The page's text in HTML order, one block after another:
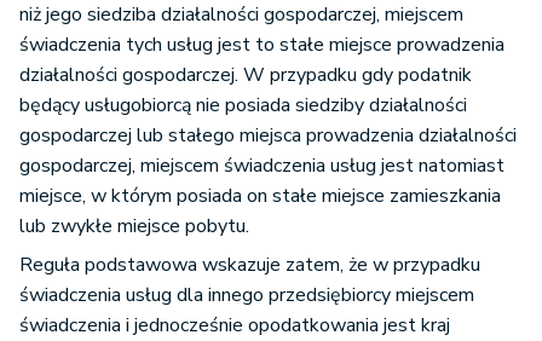
niż jego siedziba działalności gospodarczej, miejscem
świadczenia tych usług jest to stałe miejsce prowadzenia
działalności gospodarczej. W przypadku gdy podatnik
będący usługobiorcą nie posiada siedziby działalności
gospodarczej lub stałego miejsca prowadzenia działalności
gospodarczej, miejscem świadczenia usług jest natomiast
miejsce, w którym posiada on stałe miejsce zamieszkania
lub zwykłe miejsce pobytu.
Reguła podstawowa wskazuje zatem, że w przypadku
świadczenia usług dla innego przedsiębiorcy miejscem
świadczenia i jednocześnie opodatkowania jest kraj